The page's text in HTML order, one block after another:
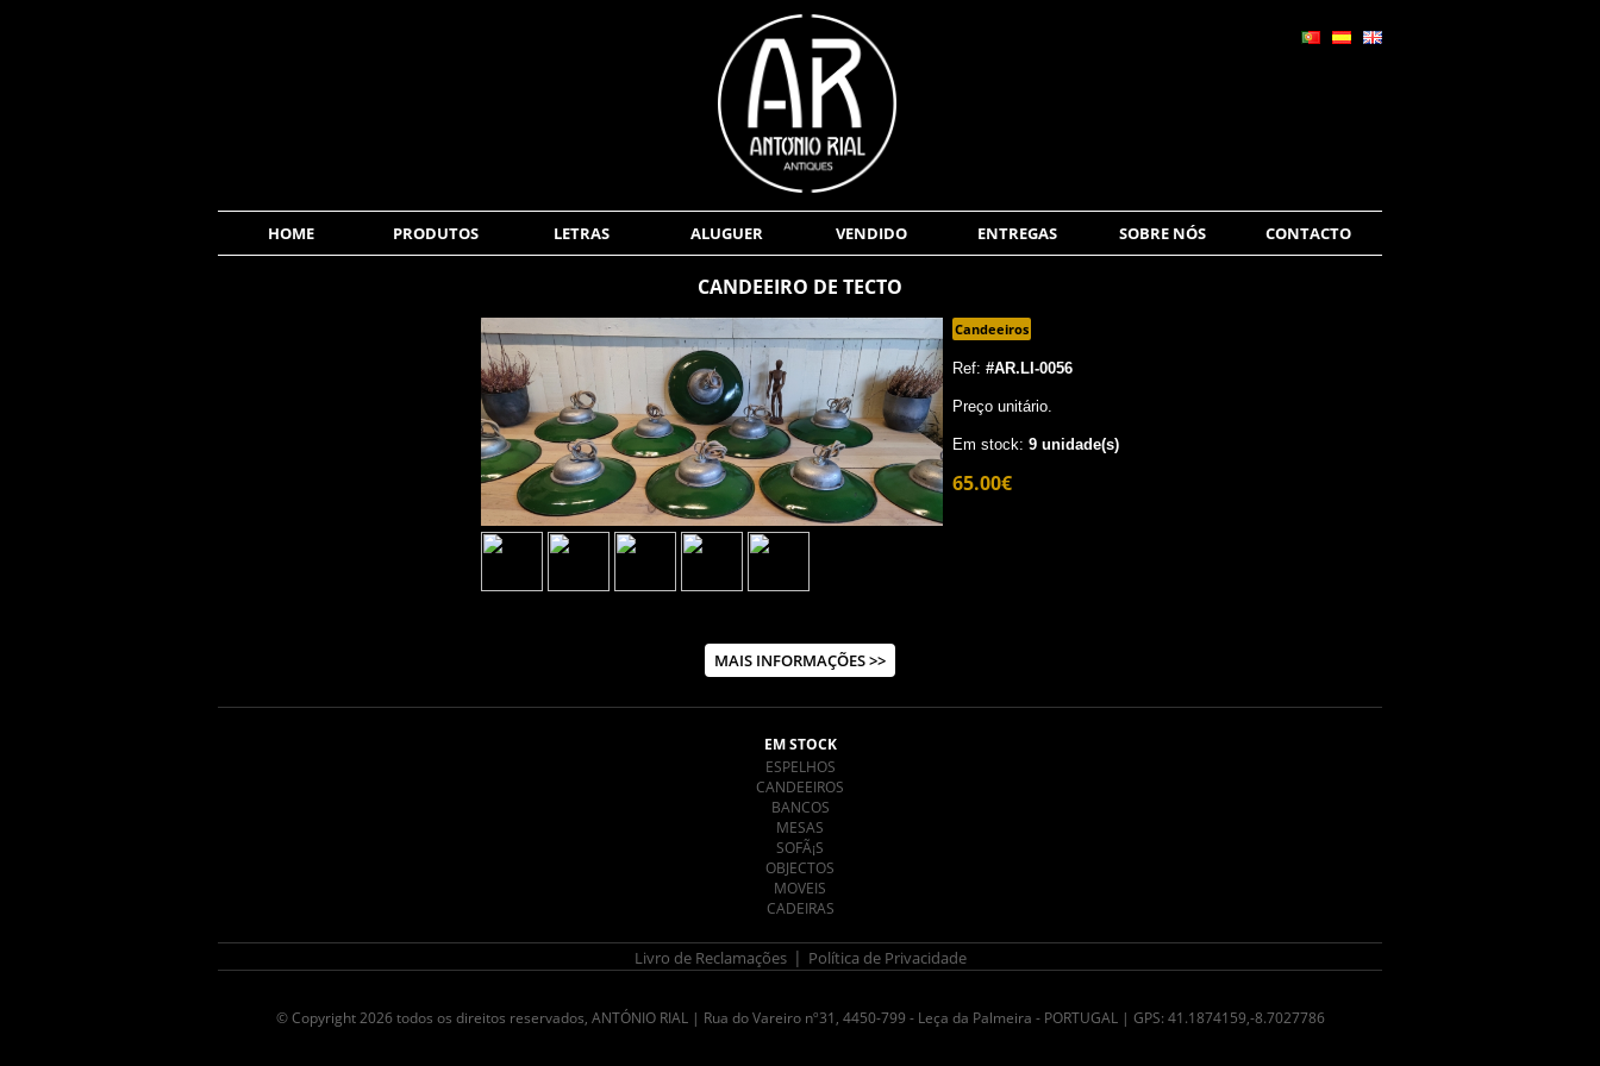
HOME PRODUTOS LETRAS ALUGUER VENDIDO ENTREGAS SOBRE NÓS CONTACTO
CANDEEIRO DE TECTO
Candeeiros
Ref: #AR.LI-0056
Preço unitário.
Em stock: 9 unidade(s)
65.00€
MAIS INFORMAÇÕES >>
EM STOCK
ESPELHOS
CANDEEIROS
BANCOS
MESAS
SOFÃ¡S
OBJECTOS
MOVEIS
CADEIRAS
Livro de Reclamações | Política de Privacidade
© Copyright 2026 todos os direitos reservados, ANTÓNIO RIAL | Rua do Vareiro nº31, 4450-799 - Leça da Palmeira - PORTUGAL | GPS: 41.1874159,-8.7027786